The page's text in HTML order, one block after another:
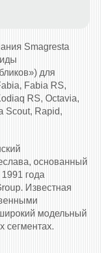
Smagresta
для
Fabia RS,
RS, Octavia,
Scout, Rapid,
основанный
года
Известная
модельный
сегментах.